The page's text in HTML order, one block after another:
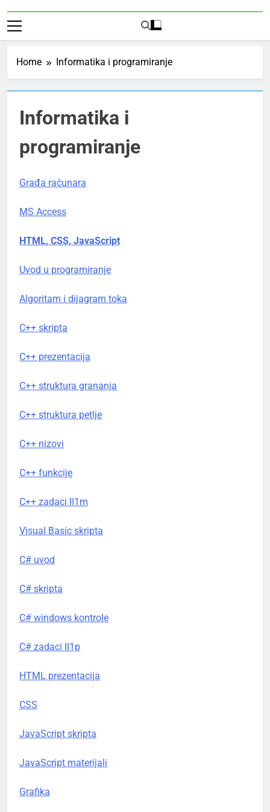
Home Informatika i programiranje
Informatika i
programiranje
Građa računara
MS Access
HTML, CSS, JavaScript
Uvod u programiranje
Algoritam i dijagram toka
C++ skripta
C++ prezentacija
C++ struktura grananja
C++ struktura petlje
C++ nizovi
C++ funkcije
C++ zadaci II1m
Visual Basic skripta
C# uvod
C# skripta
C# windows kontrole
C# zadaci II1p
HTML prezentacija
CSS
JavaScript skripta
JavaScript materijali
Grafika